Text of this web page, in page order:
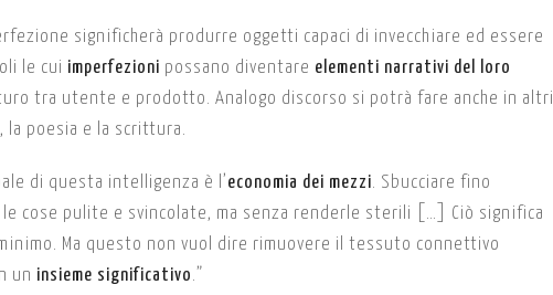
significherà produrre oggetti capaci di invecchiare ed essere
le cui imperfezioni possano diventare elementi narrativi del loro
tra utente e prodotto. Analogo discorso si potrà fare anche in altri
la poesia e la scrittura.
di questa intelligenza è l’economia dei mezzi. Sbucciare fino
le cose pulite e svincolate, ma senza renderle sterili […] Ciò significa
Ma questo non vuol dire rimuovere il tessuto connettivo
un insieme significativo.”